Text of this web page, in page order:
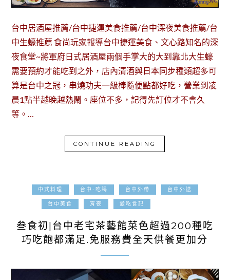
台中居酒屋推薦/台中捷運美食推薦/台中深夜美食推薦/台
中生蠔推薦 食尚玩家報導台中捷運美食、文心路知名的深
夜食堂~將軍府日式居酒屋兩個手掌大的大到靠北大生蠔
需要預約才能吃到之外，店內清酒與日本同步種類超多可
算是台中之冠，串燒功夫一級棒隨便點都好吃，營業到凌
晨1點半越晚越熱鬧。座位不多，記得先訂位才不會久
等。…
CONTINUE READING
中式料理 台中-吃喝 台中外帶 台中外送
台中美食 宵夜 愛吃食記
叁食初|台中老宅茶藝館菜色超過200種吃
巧吃飽都滿足.免服務費全天供餐更加分